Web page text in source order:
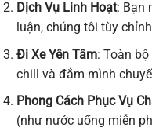
Dịch Vụ Linh Hoạt: Bạn
luận, chúng tôi tùy
Đi Xe Yên Tâm: Toàn
chill và đắm mình
Phong Cách Phục Vụ
(như nước uống miễn